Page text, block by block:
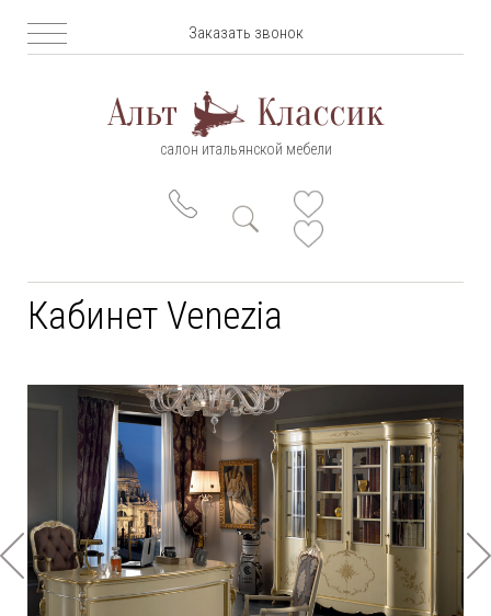
Заказать звонок
салон итальянской мебели
Кабинет Venezia